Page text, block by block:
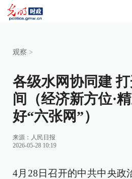
观察 >
各级水网协同建
间（经济新方位·
好“六张网”）
来源： 人民日报
2026-05-28 10:19
4月28日召开的中共中央政